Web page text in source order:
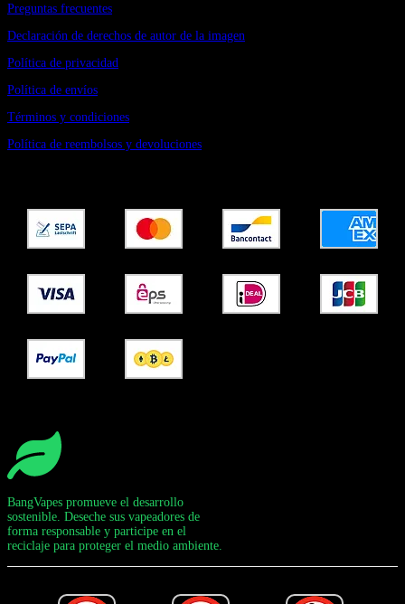
Preguntas frecuentes
Declaración de derechos de autor de la imagen
Política de privacidad
Política de envíos
Términos y condiciones
Política de reembolsos y devoluciones
BangVapes promueve el desarrollo
sostenible. Deseche sus vapeadores de
forma responsable y participe en el
reciclaje para proteger el medio ambiente.